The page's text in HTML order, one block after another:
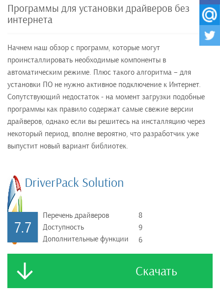
Программы для установки драйверов без
интернета
Начнем наш обзор с программ, которые могут
проинсталлировать необходимые компоненты в
автоматическим режиме. Плюс такого алгоритма – для
установки ПО не нужно активное подключение к Интернет.
Сопутствующий недостаток - на момент загрузки подобные
программы как правило содержат самые свежие версии
драйверов, однако если вы решитесь на инсталляцию через
некоторый период, вполне вероятно, что разработчик уже
выпустит новый вариант библиотек.
DriverPack Solution
7.7
Перечень драйверов
Доступность
Дополнительные функции
8
9
6
Скачать